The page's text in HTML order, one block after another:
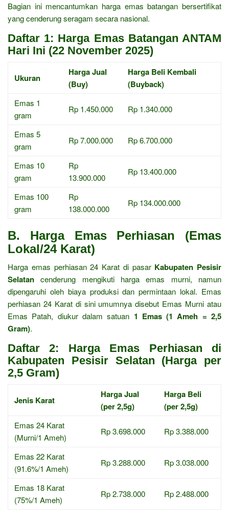
Bagian ini mencantumkan harga emas batangan bersertifikat
yang cenderung seragam secara nasional.
Daftar 1: Harga Emas Batangan ANTAM
Hari Ini (22 November 2025)
Ukuran
Harga Jual
(Buy)
Harga Beli Kembali
(Buyback)
Emas 1
gram
Rp 1.450.000 Rp 1.340.000
Emas 5
gram
Rp 7.000.000 Rp 6.700.000
Emas 10
gram
Rp
13.900.000
Rp 13.400.000
Emas 100
gram
Rp
138.000.000
Rp 134.000.000
B. Harga Emas Perhiasan (Emas
Lokal/24 Karat)
Harga emas perhiasan 24 Karat di pasar Kabupaten Pesisir
Selatan cenderung mengikuti harga emas murni, namun
dipengaruhi oleh biaya produksi dan permintaan lokal. Emas
perhiasan 24 Karat di sini umumnya disebut Emas Murni atau
Emas Patah, diukur dalam satuan 1 Emas (1 Ameh = 2,5
Gram).
Daftar 2: Harga Emas Perhiasan di
Kabupaten Pesisir Selatan (Harga per
2,5 Gram)
Jenis Karat
Harga Jual
(per 2,5g)
Harga Beli
(per 2,5g)
Emas 24 Karat
(Murni/1 Ameh)
Rp 3.698.000 Rp 3.388.000
Emas 22 Karat
(91.6%/1 Ameh)
Rp 3.288.000 Rp 3.038.000
Emas 18 Karat
(75%/1 Ameh)
Rp 2.738.000 Rp 2.488.000